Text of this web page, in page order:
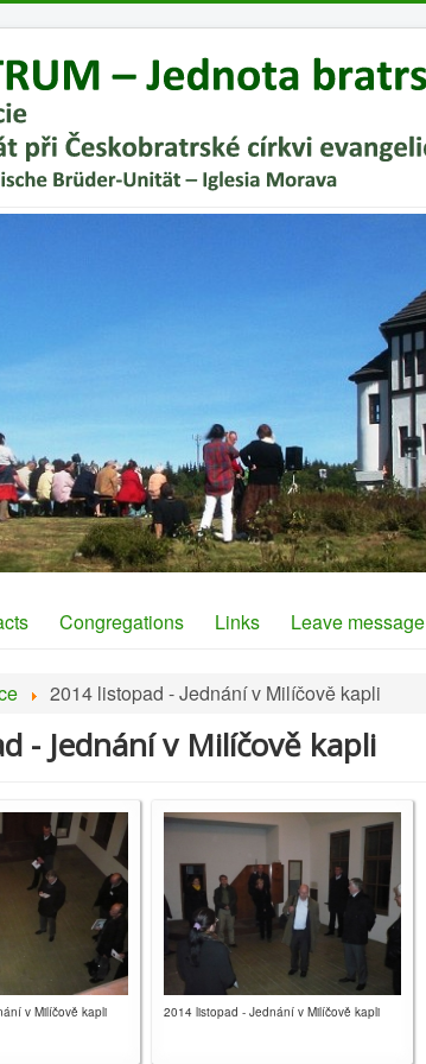
Congregations Links Leave message
2014 listopad - Jednání v Milíčově kapli
- Jednání v Milíčově kapli
v Milíčově kapli 2014 listopad - Jednání v Milíčově kapli